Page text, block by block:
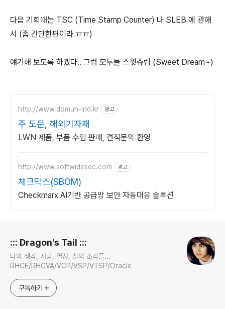
다음 기회때는 TSC (Time Stamp Counter) 나 SLEB 에 관해
서 (좀 간단한편이라 ㅠㅠ)
얘기해 보도록 하겠다.. 그럼 모두들 스윗쥬림 (Sweet Dream~)
http://www.domun-ind.kr 광고
주 도문, 해외기자재
LWN 제품, 부품 수입 판매, 견적문의 환영
http://www.softwidesec.com 광고
체크막스(SBOM)
Checkmarx AI기반 공급망 보안 자동대응 솔루션
::: Dragon's Tail :::
나의 생각, 사랑, 열정, 삶의 조각들...
RHCE/RHCVA/VCP/VSP/VTSP/Oracle
구독하기